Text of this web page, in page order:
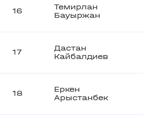
16
Темирлан
Бауыржан
17
Дастан
Кайбалдиев
18
Еркен
Арыстанбек